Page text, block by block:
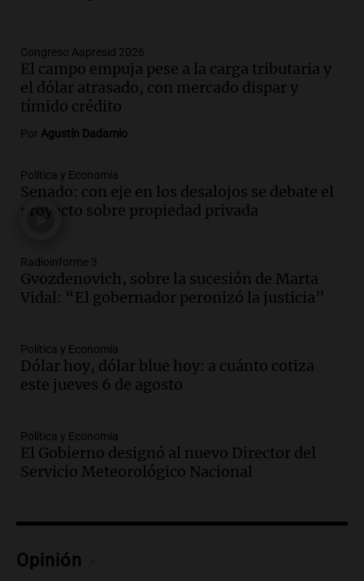
la ley de tierras
Noticias
Episodios
Audio.El gobierno sufre una derrota y
debe aceptar modificaciones en la ley de
Noticias
Episodios
Audio.Santa Cruz restituye salarios
Panorama Federal
Episodios
Audio.Detenciones clave en la causa del
muertes de 90 personas
Noticias
Episodios
Argentina: lluvias, tormentas y ráfagas
de viento fuertes en varias provincias
Noticias
"Tocar en Liverpool es como tocar el
Ahora país
Congreso Aapresid 2026
El campo empuja pese a la carga tributaria y
el dólar atrasado, con mercado dispar y
tímido crédito
Por Agustín Dadamio
Política y Economía
Senado: con eje en los desalojos se debate el
proyecto sobre propiedad privada
Radioinforme 3
Gvozdenovich, sobre la sucesión de Marta
Vidal: “El gobernador peronizó la justicia”
Política y Economía
Dólar hoy, dólar blue hoy: a cuánto cotiza
este jueves 6 de agosto
Política y Economía
El Gobierno designó al nuevo Director del
Servicio Meteorológico Nacional
Opinión